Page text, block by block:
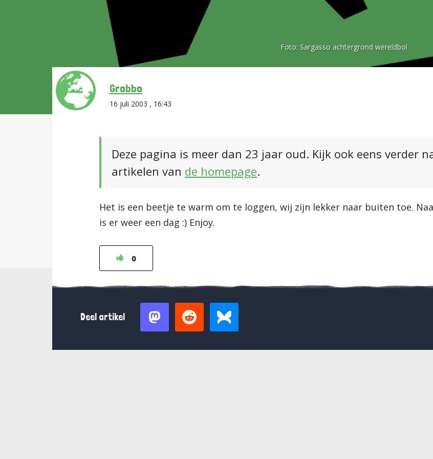
Foto: Sargasso achtergrond wereldbol
Grobbo
16 juli 2003 , 16:43
Deze pagina is meer dan 23 jaar oud. Kijk ook eens verder
artikelen van de homepage.
Het is een beetje te warm om te loggen, wij zijn lekker naar buiten toe.
is er weer een dag :) Enjoy.
0
Deel artikel